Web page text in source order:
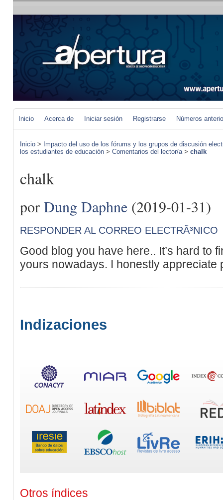
Inicio Acerca de Iniciar sesión Registrarse Números
Inicio > Impacto del uso de los fórums y los grupos de discusión
los estudiantes de educación > Comentarios del lector/a> chalk
chalk
por Dung Daphne (2019-01-31)
RESPONDER AL CORREO ELECTRÃ³NICO
Good blog you have here.. It’s hard to
yours nowadays. I honestly appreciate
Indizaciones
Otros índices